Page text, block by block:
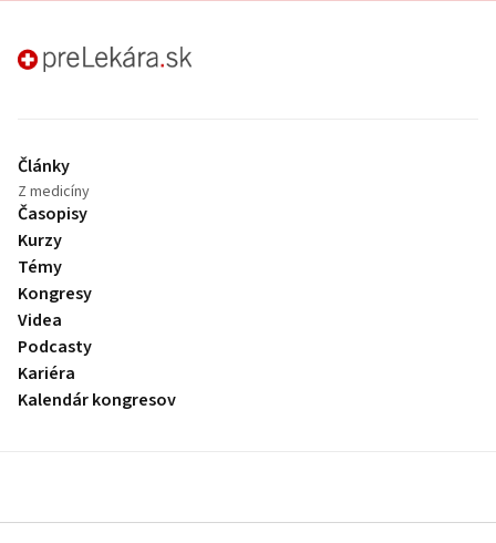
preLekára.sk
Články
Z medicíny
Časopisy
Kurzy
Témy
Kongresy
Videa
Podcasty
Kariéra
Kalendár kongresov